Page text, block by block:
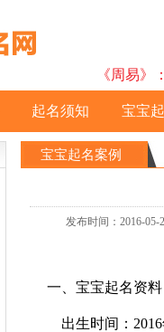
《周易
起名须知 宝宝
宝宝起名案例
发布时间：2016-
一、宝宝起名资料
出生时间：2016